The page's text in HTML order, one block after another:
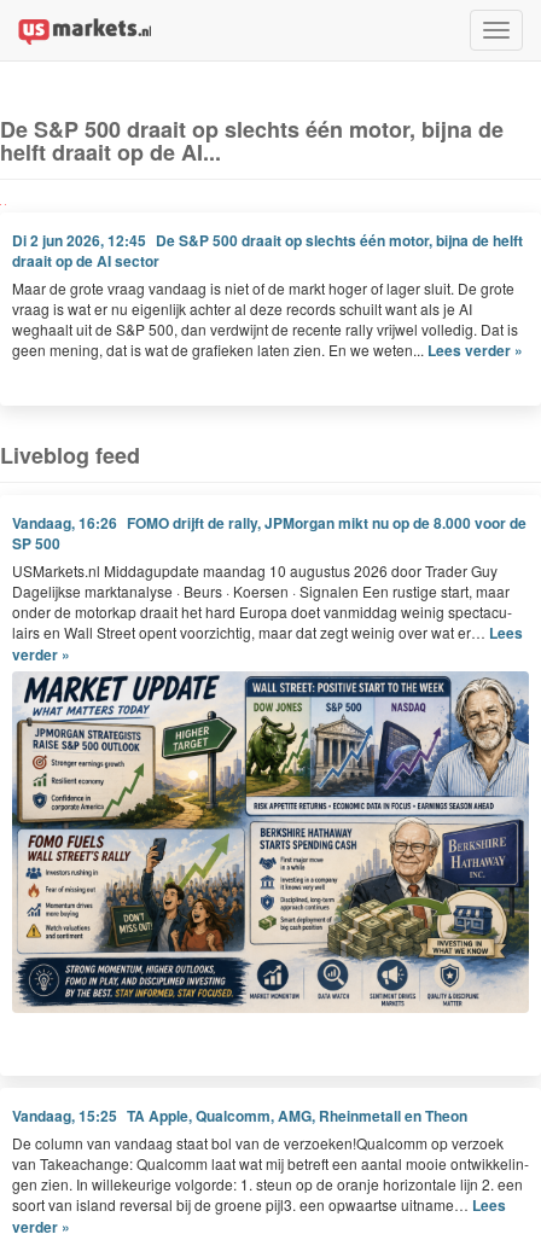
Toggle
De S&P 500 draait op slechts één motor, bijna de
helft draait op de AI...
Di 2 jun 2026, 12:45 De S&P 500 draait op slechts één motor, bijna de helft
draait op de AI sector
Maar de grote vraag vandaag is niet of de markt hoger of lager sluit. De grote
vraag is wat er nu eigenlijk achter al deze records schuilt want als je AI
weghaalt uit de S&P 500, dan verdwijnt de recente rally vrijwel volledig. Dat is
geen mening, dat is wat de grafieken laten zien. En we weten... Lees verder »
Liveblog feed
Vandaag, 16:26 FOMO drijft de rally, JPMorgan mikt nu op de 8.000 voor de
SP 500
USMar​kets​.nl Mid­dagup­date maandag 10 augus­tus2026 door Trad­er Guy
Dagelijkse mark­t­analyse · Beurs · Koersen · Sig­nalen Een rustige start, maar
onder de motorkap draait het hard Europa doet van­mid­dag weinig spec­tac­u­
lairs en Wall Street opent voorzichtig, maar dat zegt weinig over wat er… Lees
verder »
Vandaag, 15:25 TA Apple, Qualcomm, AMG, Rheinmetall en Theon
De col­umn van van­daag staat bol van de verzoeken!Qualcomm op ver­zoek
van Takeachange: Qual­comm laat wat mij betre­ft een aan­tal mooie ontwik­kelin­
gen zien. In willekeurige vol­go­rde: 1. ste­un op de oran­je hor­i­zon­tale lijn 2. een
soort van island rever­sal bij de groene pijl3. een opwaartse uitname… Lees
verder »